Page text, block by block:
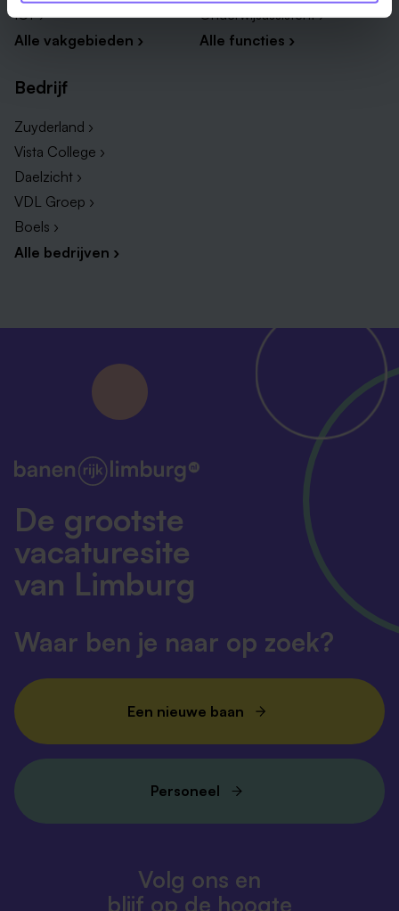
ICT ›
Alle vakgebieden ›
Onderwijsassistent ›
Alle functies ›
Bedrijf
Zuyderland ›
Vista College ›
Daelzicht ›
VDL Groep ›
Boels ›
Alle bedrijven ›
De grootste
vacaturesite
van Limburg
Waar ben je naar op zoek?
Een nieuwe baan
Personeel
Volg ons en
blijf op de hoogte